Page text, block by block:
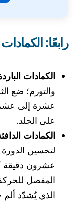
رابعًا:
الكمادات
والتورم؛ ضع
عشرة إلى
على الجلد.
الكمادات
لتحسين
عشرون دقيقة
المفصل
الذي يُشدّد